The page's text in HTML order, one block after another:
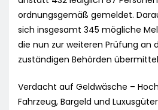
ordnungsgemäß gemeldet.
sich insgesamt 345 mögliche
die nun zur weiteren Prüfung an
zuständigen Behörden
Verdacht auf Geldwäsche –
Fahrzeug, Bargeld und Luxusgüter